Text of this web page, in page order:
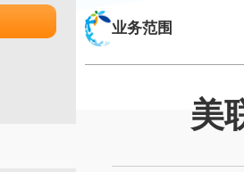
业务范围
美